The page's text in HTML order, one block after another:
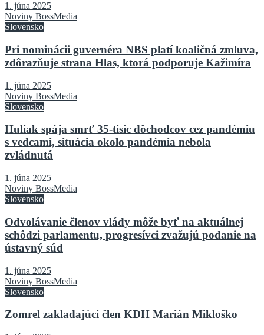
1. júna 2025
Noviny BossMedia
Slovensko
Pri nominácii guvernéra NBS platí koaličná zmluva,
zdôrazňuje strana Hlas, ktorá podporuje Kažimíra
1. júna 2025
Noviny BossMedia
Slovensko
Huliak spája smrť 35-tisíc dôchodcov cez pandémiu
s vedcami, situácia okolo pandémia nebola
zvládnutá
1. júna 2025
Noviny BossMedia
Slovensko
Odvolávanie členov vlády môže byť na aktuálnej
schôdzi parlamentu, progresívci zvažujú podanie na
ústavný súd
1. júna 2025
Noviny BossMedia
Slovensko
Zomrel zakladajúci člen KDH Marián Mikloško